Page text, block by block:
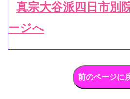
真宗大谷派四日市別
ージへ